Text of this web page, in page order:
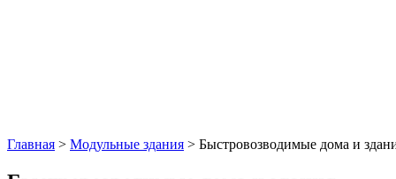
Главная > Модульные здания > Быстровозводимые дома и